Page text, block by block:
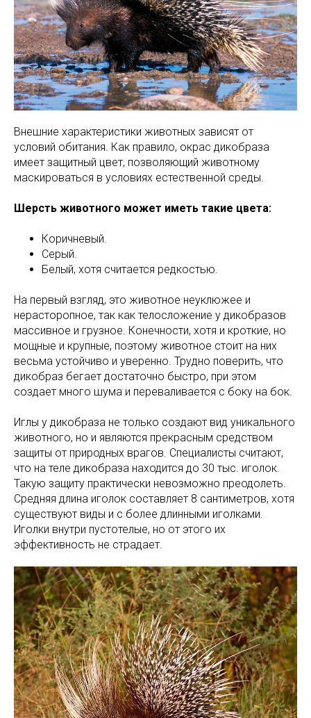
Внешние характеристики животных зависят от
условий обитания. Как правило, окрас дикобраза
имеет защитный цвет, позволяющий животному
маскироваться в условиях естественной среды.
Шерсть животного может иметь такие цвета:
Коричневый.
Серый.
Белый, хотя считается редкостью.
На первый взгляд, это животное неуклюжее и
нерасторопное, так как телосложение у дикобразов
массивное и грузное. Конечности, хотя и кроткие, но
мощные и крупные, поэтому животное стоит на них
весьма устойчиво и уверенно. Трудно поверить, что
дикобраз бегает достаточно быстро, при этом
создает много шума и переваливается с боку на бок.
Иглы у дикобраза не только создают вид уникального
животного, но и являются прекрасным средством
защиты от природных врагов. Специалисты считают,
что на теле дикобраза находится до 30 тыс. иголок.
Такую защиту практически невозможно преодолеть.
Средняя длина иголок составляет 8 сантиметров, хотя
существуют виды и с более длинными иголками.
Иголки внутри пустотелые, но от этого их
эффективность не страдает.